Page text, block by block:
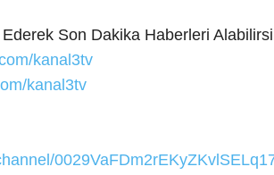
Ederek Son Dakika Haberleri
kanal3tv
kanal3tv